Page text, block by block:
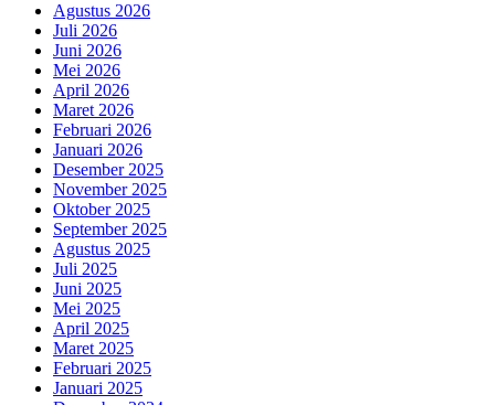
Agustus 2026
Juli 2026
Juni 2026
Mei 2026
April 2026
Maret 2026
Februari 2026
Januari 2026
Desember 2025
November 2025
Oktober 2025
September 2025
Agustus 2025
Juli 2025
Juni 2025
Mei 2025
April 2025
Maret 2025
Februari 2025
Januari 2025